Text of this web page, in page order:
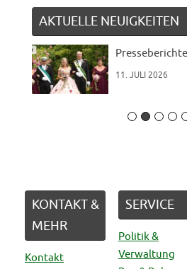
AKTUELLE NEUIGKEITEN
11. JULI 2026
KONTAKT &
MEHR
Kontakt
SERVICE
Politik &
Verwaltung